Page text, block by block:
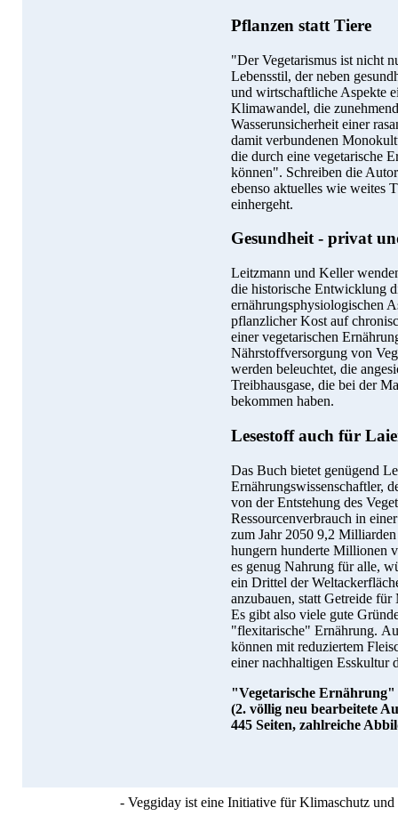
Pflanzen statt Tiere
"Der Vegetarismus ist nicht
Lebensstil, der neben
und wirtschaftliche Aspekte
Klimawandel, die
Wasserunsicherheit einer
damit verbundenen
die durch eine vegetarische
können". Schreiben die
ebenso aktuelles wie weites
einhergeht.
Gesundheit - privat
Leitzmann und Keller
die historische Entwicklung
ernährungsphysiologischen
pflanzlicher Kost auf
einer vegetarischen
Nährstoffversorgung von
werden beleuchtet, die
Treibhausgase, die bei der
bekommen haben.
Lesestoff auch für
Das Buch bietet genügend
Ernährungswissenschaftler,
von der Entstehung des
Ressourcenverbrauch in
zum Jahr 2050 9,2
hungern hunderte Millionen
es genug Nahrung für alle,
ein Drittel der
anzubauen, statt Getreide für
Es gibt also viele gute
"flexitarische" Ernährung.
können mit reduziertem
einer nachhaltigen Esskultur
"Vegetarische
(2. völlig neu bearbeitete
445 Seiten, zahlreiche
- Veggiday ist eine Initiative für Klimaschutz